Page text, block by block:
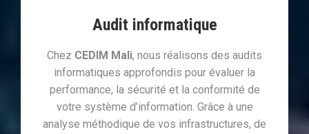
Audit informatique
Chez CEDIM Mali, nous réalisons des audits
informatiques approfondis pour évaluer la
performance, la sécurité et la conformité de
votre système d’information. Grâce à une
analyse méthodique de vos infrastructures, de